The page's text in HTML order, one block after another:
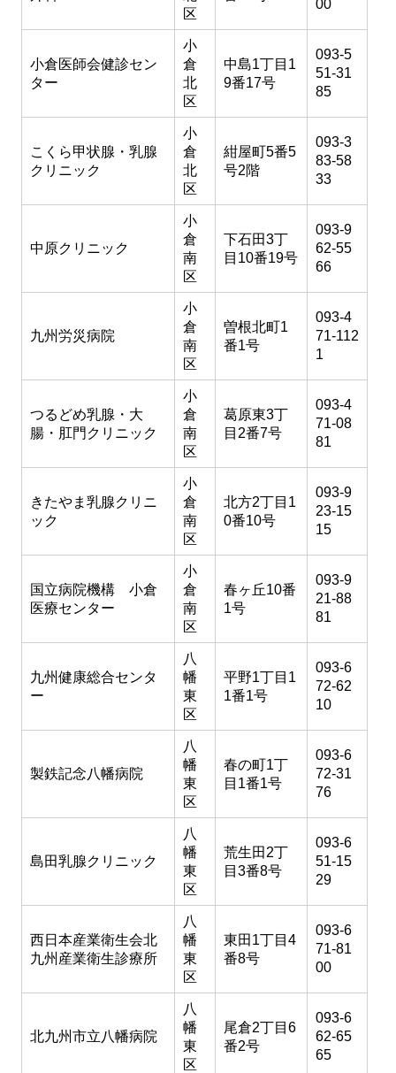
区
00
小倉医師会健診セン
ター
小
倉
北
区
中島1丁目1
9番17号
093-5
51-31
85
こくら甲状腺・乳腺
クリニック
小
倉
北
区
紺屋町5番5
号2階
093-3
83-58
33
中原クリニック
小
倉
南
区
下石田3丁
目10番19号
093-9
62-55
66
九州労災病院
小
倉
南
区
曽根北町1
番1号
093-4
71-112
1
つるどめ乳腺・大
腸・肛門クリニック
小
倉
南
区
葛原東3丁
目2番7号
093-4
71-08
81
きたやま乳腺クリニ
ック
小
倉
南
区
北方2丁目1
0番10号
093-9
23-15
15
国立病院機構 小倉
医療センター
小
倉
南
区
春ヶ丘10番
1号
093-9
21-88
81
九州健康総合センタ
ー
八
幡
東
区
平野1丁目1
1番1号
093-6
72-62
10
製鉄記念八幡病院
八
幡
東
区
春の町1丁
目1番1号
093-6
72-31
76
島田乳腺クリニック
八
幡
東
区
荒生田2丁
目3番8号
093-6
51-15
29
西日本産業衛生会北
九州産業衛生診療所
八
幡
東
区
東田1丁目4
番8号
093-6
71-81
00
北九州市立八幡病院
八
幡
東
区
尾倉2丁目6
番2号
093-6
62-65
65